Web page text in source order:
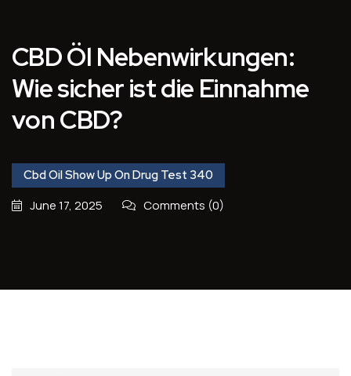
CBD Öl Nebenwirkungen:
Wie sicher ist die Einnahme
von CBD?
Cbd Oil Show Up On Drug Test 340
June 17, 2025 Comments (0)